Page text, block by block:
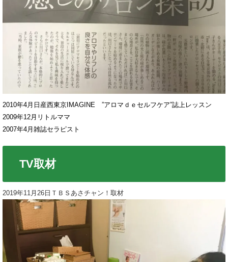
2010年4月日産西東京IMAGINE ”アロマｄｅセルフケア”誌上レッスン
2009年12月リトルママ
2007年4月雑誌セラピスト
TV取材
2019年11月26日ＴＢＳあさチャン！取材